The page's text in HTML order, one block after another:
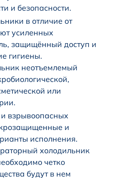
и безопасности.
в отличие от
усиленных
защищённый доступ и
гигиены.
неотъемлемый
или
взрывоопасных
и
исполнения.
холодильник
четко
будут в нем